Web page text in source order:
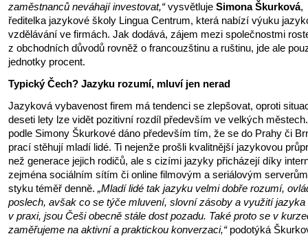
zaměstnanců neváhají investovat,“vysvětluje Simona Škurková,
ředitelka jazykové školy Lingua Centrum, která nabízí výuku
vzdělávání ve firmách. Jak dodává, zájem mezi společnostmi
z obchodních důvodů rovněž o francouzštinu a ruštinu, jde ale
jednotky procent.
Typický Čech? Jazyku rozumí, mluví jen nerad
Jazyková vybavenost firem má tendenci se zlepšovat, oproti
deseti lety lze vidět pozitivní rozdíl především ve velkých
podle Simony Škurkové dáno především tím, že se do Prahy či
prací stěhují mladí lidé. Ti nejenže prošli kvalitnější jazykovou
než generace jejich rodičů, ale s cizími jazyky přicházejí díky
zejména sociálním sítím či online filmovým a seriálovým
styku téměř denně. „Mladí lidé tak jazyku velmi dobře rozumí,
poslech, avšak co se týče mluvení, slovní zásoby a využití jazyka
v praxi, jsou Češi obecně stále dost pozadu. Také proto se v
zaměřujeme na aktivní a praktickou konverzaci,“podotýká